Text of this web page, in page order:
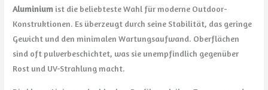
Aluminium ist die beliebteste Wahl für moderne Outdoor-
Konstruktionen. Es überzeugt durch seine Stabilität, das geringe
Gewicht und den minimalen Wartungsaufwand. Oberflächen
sind oft pulverbeschichtet, was sie unempfindlich gegenüber
Rost und UV-Strahlung macht.